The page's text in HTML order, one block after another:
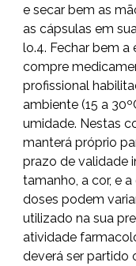
e secar bem as
as cápsulas em
lo.4. Fechar bem
compre
profissional
ambiente (15 a
umidade. Nestas
manterá próprio
prazo de validade
tamanho, a cor, e
doses podem
utilizado na sua
atividade
deverá ser partido